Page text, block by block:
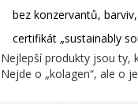
bez konzervantů,
certifikát „sustainably
Nejlepší produkty jsou ty,
Nejde o „kolagen“, ale o